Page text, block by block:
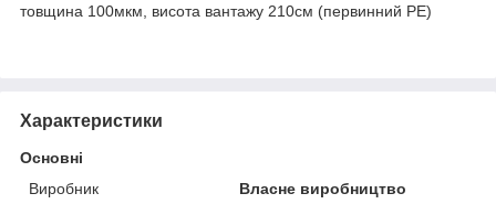
товщина 100мкм, висота вантажу 210см (первинний PE)
Характеристики
Основні
Виробник
Власне виробництво